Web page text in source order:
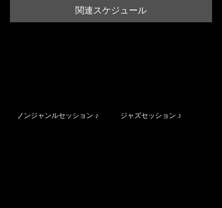
関連スケジュール
ノンジャンルセッション ♪ ジャズセッション ♪